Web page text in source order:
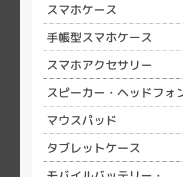
スマホケース
手帳型スマホケース
スマホアクセサリー
スピーカー・ヘッドフォ
マウスパッド
タブレットケース